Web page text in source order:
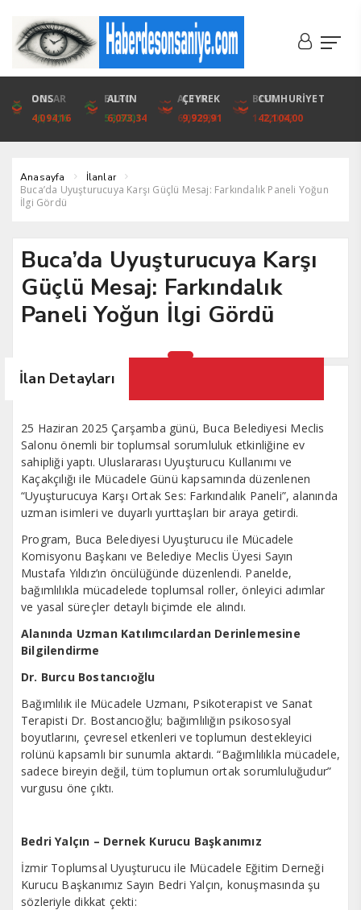
DOLAR
46,1316
EURO
53,3001
ALTIN
6,073,34
BIST
1.720,92
ONS
4,094,16
ALTIN
6,073,34
ÇEYREK
9,929,91
CUMHURİYET
42,104,00
Anasayfa İlanlar
Buca’da Uyuşturucuya Karşı Güçlü Mesaj: Farkındalık Paneli Yoğun
İlgi Gördü
Buca’da Uyuşturucuya Karşı
Güçlü Mesaj: Farkındalık
Paneli Yoğun İlgi Gördü
İlan Detayları
25 Haziran 2025 Çarşamba günü, Buca Belediyesi Meclis
Salonu önemli bir toplumsal sorumluluk etkinliğine ev
sahipliği yaptı. Uluslararası Uyuşturucu Kullanımı ve
Kaçakçılığı ile Mücadele Günü kapsamında düzenlenen
“Uyuşturucuya Karşı Ortak Ses: Farkındalık Paneli”, alanında
uzman isimleri ve duyarlı yurttaşları bir araya getirdi.
Program, Buca Belediyesi Uyuşturucu ile Mücadele
Komisyonu Başkanı ve Belediye Meclis Üyesi Sayın
Mustafa Yıldız’ın öncülüğünde düzenlendi. Panelde,
bağımlılıkla mücadelede toplumsal roller, önleyici adımlar
ve yasal süreçler detaylı biçimde ele alındı.
Alanında Uzman Katılımcılardan Derinlemesine
Bilgilendirme
Dr. Burcu Bostancıoğlu
Bağımlılık ile Mücadele Uzmanı, Psikoterapist ve Sanat
Terapisti Dr. Bostancıoğlu; bağımlılığın psikososyal
boyutlarını, çevresel etkenleri ve toplumun destekleyici
rolünü kapsamlı bir sunumla aktardı. “Bağımlılıkla mücadele,
sadece bireyin değil, tüm toplumun ortak sorumluluğudur”
vurgusu öne çıktı.
Bedri Yalçın – Dernek Kurucu Başkanımız
İzmir Toplumsal Uyuşturucu ile Mücadele Eğitim Derneği
Kurucu Başkanımız Sayın Bedri Yalçın, konuşmasında şu
sözleriyle dikkat çekti: